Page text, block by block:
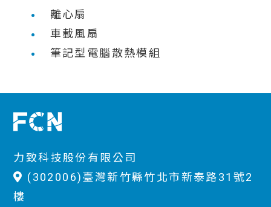
離心扇
車載風扇
筆記型電腦散熱模組
力致科技股份有限公司
(302006)臺灣新竹縣竹北市新泰路31號2
樓